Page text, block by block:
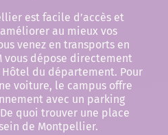
est facile d’accès et
au mieux vos
venez en transports en
vous dépose directement
Hôtel du département. Pour
voiture, le campus offre
avec un parking
quoi trouver une place
de Montpellier.